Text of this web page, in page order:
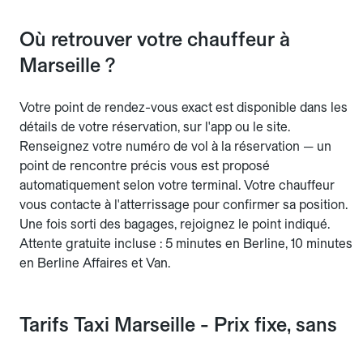
Où retrouver votre chauffeur à
Marseille ?
Votre point de rendez-vous exact est disponible dans les
détails de votre réservation, sur l'app ou le site.
Renseignez votre numéro de vol à la réservation — un
point de rencontre précis vous est proposé
automatiquement selon votre terminal. Votre chauffeur
vous contacte à l'atterrissage pour confirmer sa position.
Une fois sorti des bagages, rejoignez le point indiqué.
Attente gratuite incluse : 5 minutes en Berline, 10 minutes
en Berline Affaires et Van.
Tarifs Taxi Marseille - Prix fixe, sans